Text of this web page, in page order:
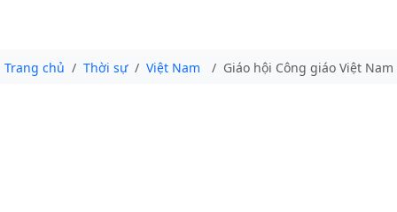
Trang chủ Thời sự Việt Nam Giáo hội Công giáo Việt